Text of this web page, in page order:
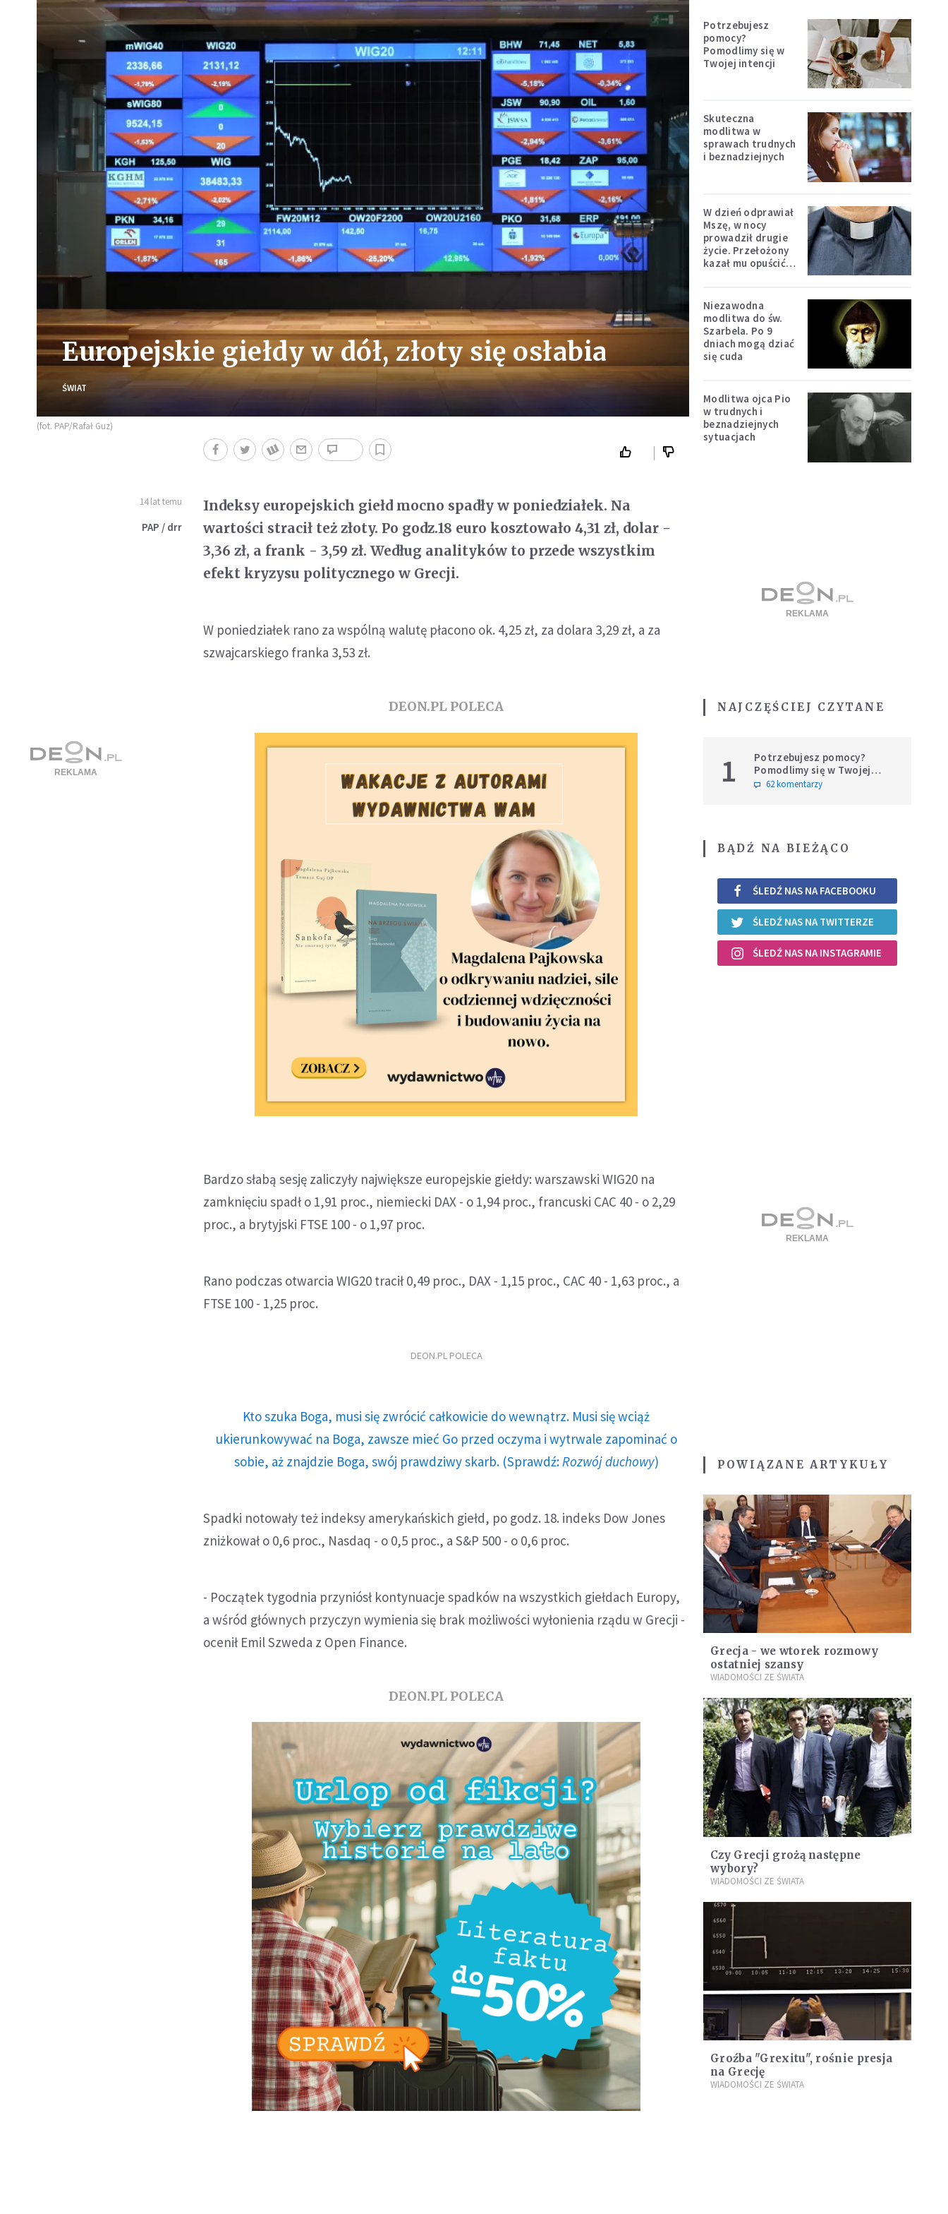
Europejskie giełdy w dół, złoty się osłabia
ŚWIAT
(fot. PAP/Rafał Guz)
14 lat temu
PAP / drr
Indeksy europejskich giełd mocno spadły w poniedziałek. Na
wartości stracił też złoty. Po godz.18 euro kosztowało 4,31 zł, dolar -
3,36 zł, a frank - 3,59 zł. Według analityków to przede wszystkim
efekt kryzysu politycznego w Grecji.
W poniedziałek rano za wspólną walutę płacono ok. 4,25 zł, za dolara 3,29 zł, a za
szwajcarskiego franka 3,53 zł.
DEON.PL POLECA
Bardzo słabą sesję zaliczyły największe europejskie giełdy: warszawski WIG20 na
zamknięciu spadł o 1,91 proc., niemiecki DAX - o 1,94 proc., francuski CAC 40 - o 2,29
proc., a brytyjski FTSE 100 - o 1,97 proc.
Rano podczas otwarcia WIG20 tracił 0,49 proc., DAX - 1,15 proc., CAC 40 - 1,63 proc., a
FTSE 100 - 1,25 proc.
DEON.PL POLECA
Kto szuka Boga, musi się zwrócić całkowicie do wewnątrz. Musi się wciąż
ukierunkowywać na Boga, zawsze mieć Go przed oczyma i wytrwale zapominać o
sobie, aż znajdzie Boga, swój prawdziwy skarb. (Sprawdź: Rozwój duchowy)
Spadki notowały też indeksy amerykańskich giełd, po godz. 18. indeks Dow Jones
zniżkował o 0,6 proc., Nasdaq - o 0,5 proc., a S&P 500 - o 0,6 proc.
- Początek tygodnia przyniósł kontynuacje spadków na wszystkich giełdach Europy,
a wśród głównych przyczyn wymienia się brak możliwości wyłonienia rządu w Grecji -
ocenił Emil Szweda z Open Finance.
DEON.PL POLECA
Potrzebujesz
pomocy?
Pomodlimy się w
Twojej intencji
Skuteczna
modlitwa w
sprawach trudnych
i beznadziejnych
W dzień odprawiał
Mszę, w nocy
prowadził drugie
życie. Przełożony
kazał mu opuścić
Niezawodna
modlitwa do św.
Szarbela. Po 9
dniach mogą dziać
się cuda
Modlitwa ojca Pio
w trudnych i
beznadziejnych
sytuacjach
NAJCZĘŚCIEJ CZYTANE
1
Potrzebujesz pomocy?
Pomodlimy się w Twojej
intencji
62 komentarzy
BĄDŹ NA BIEŻĄCO
ŚLEDŹ NAS NA FACEBOOKU
ŚLEDŹ NAS NA TWITTERZE
ŚLEDŹ NAS NA INSTAGRAMIE
POWIĄZANE ARTYKUŁY
Grecja - we wtorek rozmowy
ostatniej szansy
WIADOMOŚCI ZE ŚWIATA
Czy Grecji grożą następne
wybory?
WIADOMOŚCI ZE ŚWIATA
Groźba "Grexitu", rośnie presja
na Grecję
WIADOMOŚCI ZE ŚWIATA